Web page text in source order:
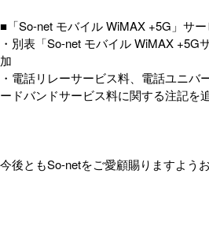
■「So-net モバイル WiMAX +5G」サ
・別表「So-net モバイル WiMAX +5G
加
・電話リレーサービス料、電話ユニバ
ードバンドサービス料に関する注記を
今後ともSo-netをご愛顧賜りますよう